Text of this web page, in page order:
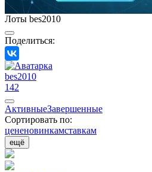
Лоты bes2010
Поделиться:
bes2010
142
АктивныеЗавершенные
Сортировать по:
цененовинкамставкам
ещё